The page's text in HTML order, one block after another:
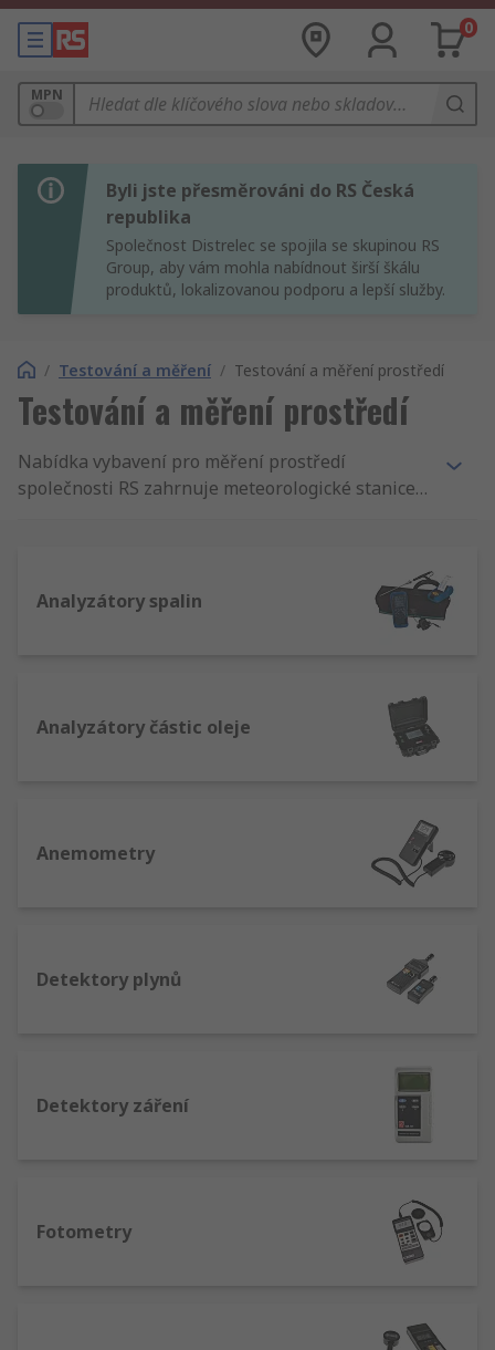
0
MPN
Byli jste přesměrováni do RS Česká
republika
Společnost Distrelec se spojila se skupinou RS
Group, aby vám mohla nabídnout širší škálu
produktů, lokalizovanou podporu a lepší služby.
/ Testování a měření / Testování a měření prostředí
Testování a měření prostředí
Nabídka vybavení pro měření prostředí
společnosti RS zahrnuje meteorologické stanice a
Analyzátory spalin
Analyzátory částic oleje
Anemometry
Detektory plynů
Detektory záření
Fotometry